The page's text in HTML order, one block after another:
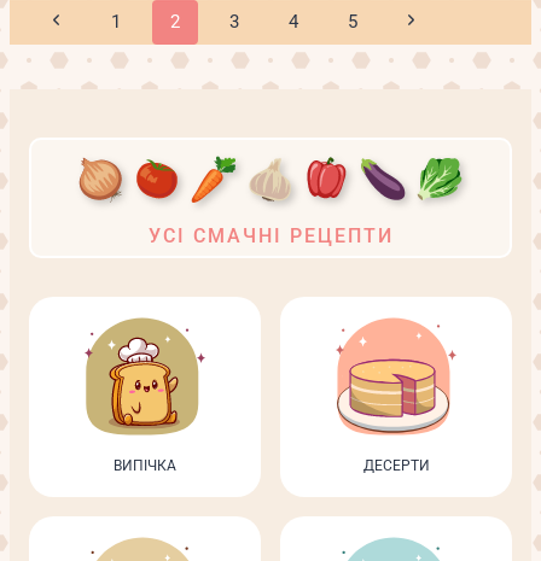
Навігація
за
сторінками
Попередня
сторінка
1 2 3 4 5
Наступна
сторінка
УСІ СМАЧНІ РЕЦЕПТИ
ВИПІЧКА ДЕСЕРТИ